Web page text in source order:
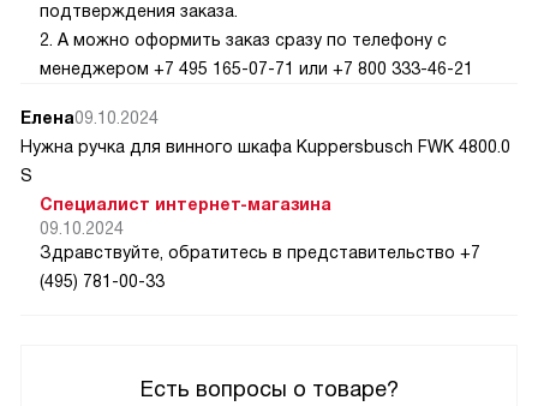
Есть вопросы о товаре?
подтверждения заказа.
2. А можно оформить заказ сразу по телефону с
менеджером +7 495 165-07-71 или +7 800 333-46-21
Елена09.10.2024
Нужна ручка для винного шкафа Kuppersbusch FWK 4800.0
S
Специалист интернет-магазина
09.10.2024
Здравствуйте, обратитесь в представительство +7
(495) 781-00-33